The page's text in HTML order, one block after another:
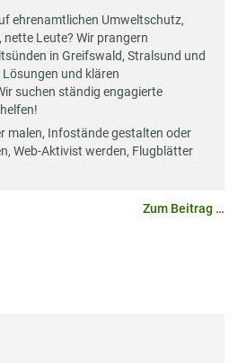
ehrenamtlichen Umweltschutz,
nette Leute? Wir prangern
in Greifswald, Stralsund und
und klären
suchen ständig engagierte
malen, Infostände gestalten oder
Web-Aktivist werden, Flugblätter
Zum Beitrag …